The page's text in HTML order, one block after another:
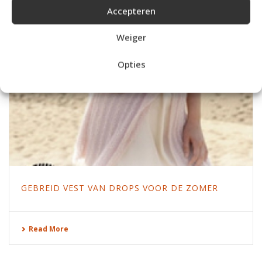
Accepteren
Weiger
Opties
GEBREID VEST VAN DROPS VOOR DE ZOMER
Read More